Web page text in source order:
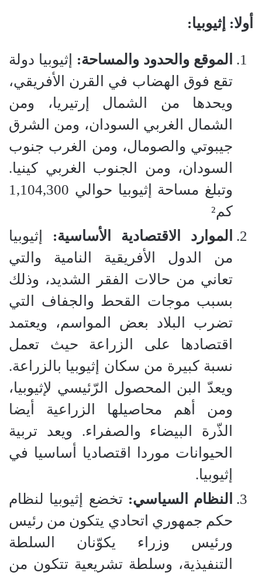
أولا: إثيوبيا:
الموقع والحدود والمساحة:
إثيوبيا دولة
تقع فوق الهضاب في القرن الأفريقي،
ويحدها من الشمال إرتيريا، ومن
الشمال الغربي السودان، ومن الشرق
جيبوتي والصومال، ومن الغرب جنوب
السودان، ومن الجنوب الغربي كينيا.
وتبلغ مساحة إثيوبيا حوالي 1,104,300
كم²
الموارد الاقتصادية الأساسية: إثيوبيا
من الدول الأفريقية النامية والتي
تعاني من حالات الفقر الشديد، وذلك
بسبب موجات القحط والجفاف التي
تضرب البلاد بعض المواسم، ويعتمد
اقتصادها على الزراعة حيث تعمل
نسبة كبيرة من سكان إثيوبيا بالزراعة.
ويعدّ البن المحصول الرّئيسي لإثيوبيا،
ومن أهم محاصيلها الزراعية أيضا
الذّرة البيضاء والصفراء. ويعد تربية
الحيوانات موردا اقتصاديا أساسيا في
إثيوبيا.
النظام السياسي: تخضع إثيوبيا لنظام
حكم جمهوري اتحادي يتكون من رئيس
ورئيس وزراء يكوّنان السلطة
التنفيذية، وسلطة تشريعية تتكون من